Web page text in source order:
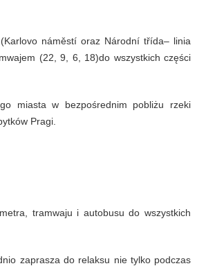
náměstí oraz Národní třída– linia
(22, 9, 6, 18)do wszystkich części
miasta w bezpośrednim pobliżu rzeki
Pragi.
tramwaju i autobusu do wszystkich
zaprasza do relaksu nie tylko podczas